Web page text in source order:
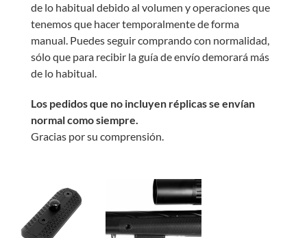
de lo habitual debido al volumen y operaciones que
tenemos que hacer temporalmente de forma
manual. Puedes seguir comprando con normalidad,
sólo que para recibir la guía de envío demorará más
de lo habitual.
Los pedidos que no incluyen réplicas se envían
normal como siempre.
Gracias por su comprensión.